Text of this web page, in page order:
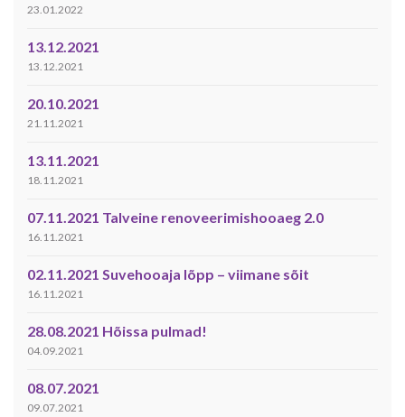
23.01.2022
13.12.2021
13.12.2021
20.10.2021
21.11.2021
13.11.2021
18.11.2021
07.11.2021 Talveine renoveerimishooaeg 2.0
16.11.2021
02.11.2021 Suvehooaja lõpp – viimane sõit
16.11.2021
28.08.2021 Hõissa pulmad!
04.09.2021
08.07.2021
09.07.2021